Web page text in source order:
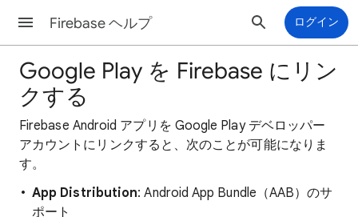
Firebase ヘルプ ログイン
Google Play を Firebase にリン
クする
Firebase Android アプリを Google Play デベロッパー
アカウントにリンクすると、次のことが可能になりま
す。
App Distribution: Android App Bundle（AAB）のサ
ポート